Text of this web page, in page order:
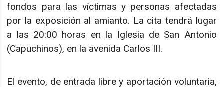
fondos para las víctimas y personas afectadas
por la exposición al amianto. La cita tendrá lugar
a las 20:00 horas en la Iglesia de San Antonio
(Capuchinos), en la avenida Carlos III.
El evento, de entrada libre y aportación voluntaria,